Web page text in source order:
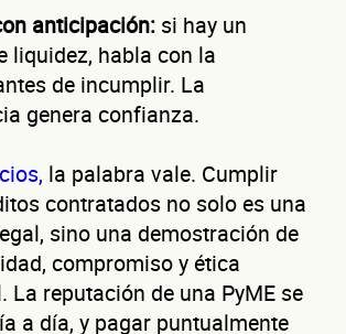
anticipación: si hay un
liquidez, habla con la
de incumplir. La
genera confianza.
la palabra vale. Cumplir
contratados no solo es una
sino una demostración de
compromiso y ética
La reputación de una PyME se
a día, y pagar puntualmente